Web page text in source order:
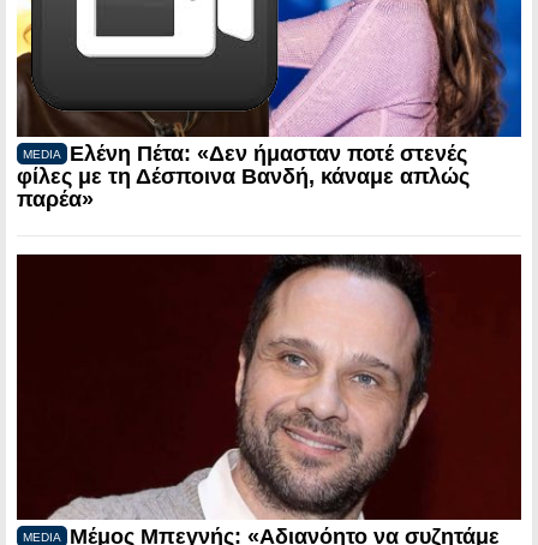
MEDIA
Ελένη Πέτα: «Δεν ήμασταν ποτέ στενές
φίλες με τη Δέσποινα Βανδή, κάναμε απλώς
παρέα»
MEDIA
Μέμος Μπεγνής: «Αδιανόητο να συζητάμε